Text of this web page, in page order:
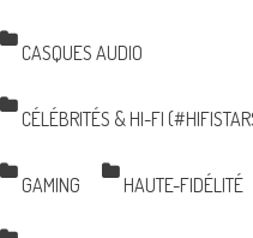
CASQUES AUDIO
CÉLÉBRITÉS & HI-FI
GAMING HAUTE-FIDÉLITÉ